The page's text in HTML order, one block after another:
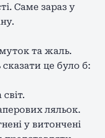
Саме зараз у
та жаль.
це було б:
ляльок.
у витончені